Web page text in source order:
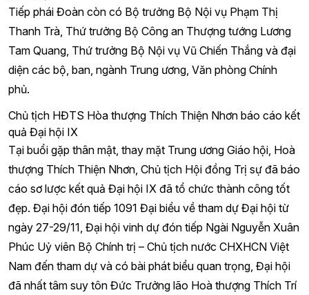
Tiếp phái Đoàn còn có Bộ trưởng Bộ Nội vụ Phạm Thị
Thanh Trà, Thứ trưởng Bộ Công an Thượng tướng Lương
Tam Quang, Thứ trưởng Bộ Nội vụ Vũ Chiến Thắng và đại
diện các bộ, ban, ngành Trung ương, Văn phòng Chính
phủ.
Chủ tịch HĐTS Hòa thượng Thích Thiện Nhơn báo cáo kết
quả Đại hội IX
Tại buổi gặp thân mật, thay mặt Trung ương Giáo hội, Hoà
thượng Thích Thiện Nhơn, Chủ tịch Hội đồng Trị sự đã báo
cáo sơ lược kết quả Đại hội IX đã tổ chức thành công tốt
đẹp. Đại hội đón tiếp 1091 Đại biểu về tham dự Đại hội từ
ngày 27-29/11, Đại hội vinh dự đón tiếp Ngài Nguyễn Xuân
Phúc Uỷ viên Bộ Chính trị – Chủ tịch nước CHXHCN Việt
Nam đến tham dự và có bài phát biểu quan trọng, Đại hội
đã nhất tâm suy tôn Đức Trưởng lão Hoà thượng Thích Trí